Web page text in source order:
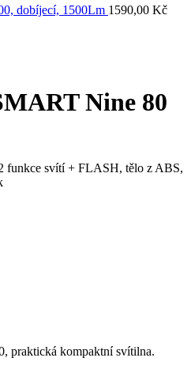
dobíjecí, 1500Lm 1590,00 Kč
Nine 80
funkce svítí + FLASH, tělo z ABS,
praktická kompaktní svítilna.